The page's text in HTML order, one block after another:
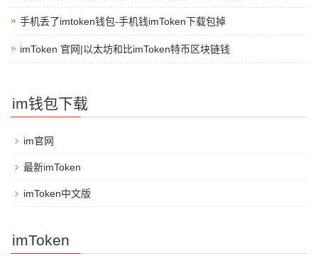
手机丢了imtoken钱包-手机钱imToken下载包掉
imToken 官网|以太坊和比imToken特币区块链钱
im钱包下载
im官网
最新imToken
imToken中文版
imToken